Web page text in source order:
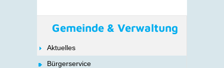
Gemeinde & Verwaltung
Aktuelles
Bürgerservice